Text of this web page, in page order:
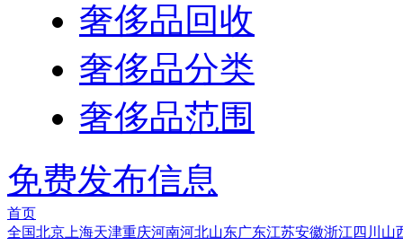
奢侈品回收
奢侈品分类
奢侈品范围
免费发布信息
首页
全国北京 上海天津重庆河南河北山东广东江苏安徽浙江 四川 山